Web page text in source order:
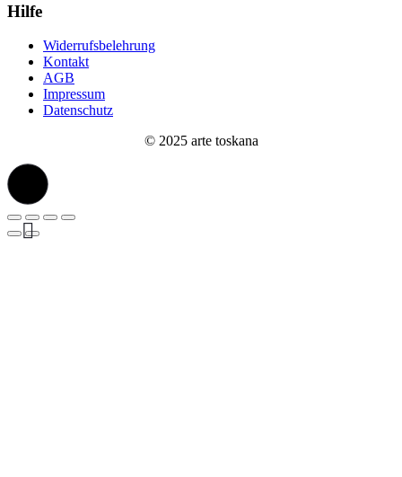
Hilfe
Widerrufsbelehrung
Kontakt
AGB
Impressum
Datenschutz
© 2025 arte toskana